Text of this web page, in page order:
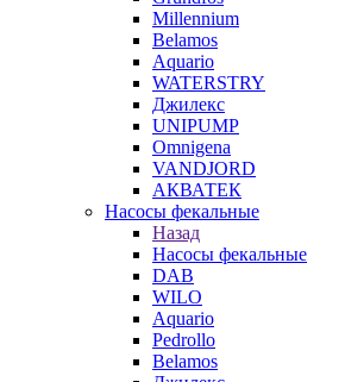
Millennium
Belamos
Aquario
WATERSTRY
Джилекс
UNIPUMP
Omnigena
VANDJORD
АКВАТЕК
Насосы фекальные
Назад
Насосы фекальные
DAB
WILO
Aquario
Pedrollo
Belamos